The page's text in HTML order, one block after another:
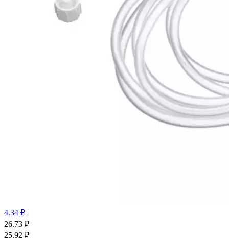
4.34 ₽
26.73 ₽
25.92 ₽